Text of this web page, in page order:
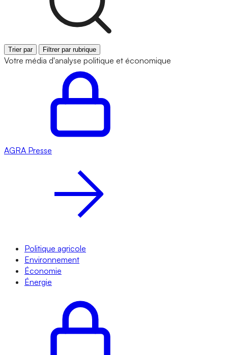
Trier par Filtrer par rubrique
Votre média d'analyse politique et économique
AGRA Presse
Politique agricole
Environnement
Économie
Énergie